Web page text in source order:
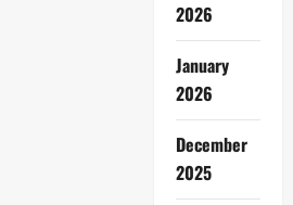
2026
January
2026
December
2025